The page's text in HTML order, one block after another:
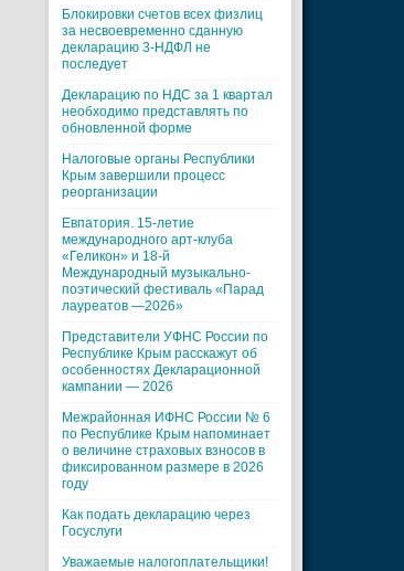
Блокировки счетов всех физлиц
за несвоевременно сданную
декларацию 3-НДФЛ не
последует
Декларацию по НДС за 1 квартал
необходимо представлять по
обновленной форме
Налоговые органы Республики
Крым завершили процесс
реорганизации
Евпатория. 15-летие
международного арт-клуба
«Геликон» и 18-й
Международный музыкально-
поэтический фестиваль «Парад
лауреатов —2026»
Представители УФНС России по
Республике Крым расскажут об
особенностях Декларационной
кампании — 2026
Межрайонная ИФНС России № 6
по Республике Крым напоминает
о величине страховых взносов в
фиксированном размере в 2026
году
Как подать декларацию через
Госуслуги
Уважаемые налогоплательщики!